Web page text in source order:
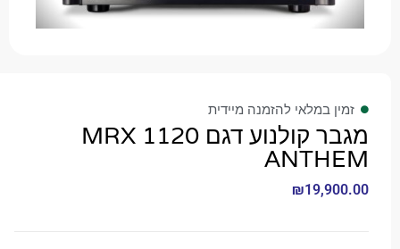
במלאי להזמנה מיידית
מגבר קולנוע דגם MRX 1120
₪